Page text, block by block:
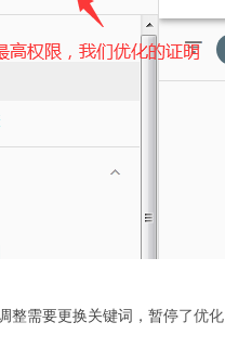
整需要更换关键词，暂停了优化